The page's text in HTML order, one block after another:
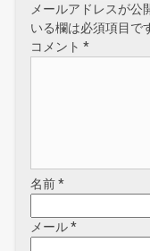
メールアドレスが公
いる欄は必須項目で
コメント*
名前*
メール*